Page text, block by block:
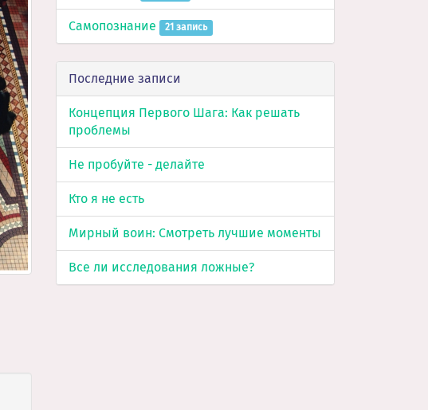
Самопознание 21 запись
Последние записи
Концепция Первого Шага: Как решать
проблемы
Не пробуйте - делайте
Кто я не есть
Мирный воин: Смотреть лучшие моменты
Все ли исследования ложные?